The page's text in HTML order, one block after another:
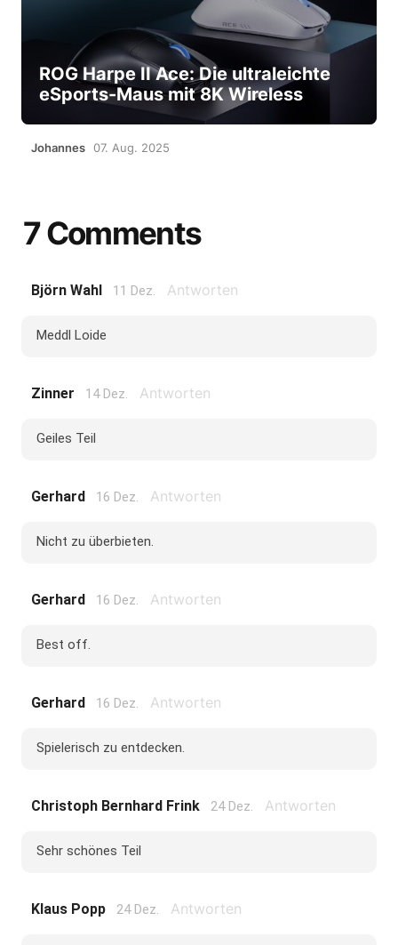
ROG Harpe II Ace: Die ultraleichte
eSports-Maus mit 8K Wireless
Johannes 07. Aug. 2025
7 Comments
Björn Wahl 11 Dez. Antworten
Meddl Loide
Zinner 14 Dez. Antworten
Geiles Teil
Gerhard 16 Dez. Antworten
Nicht zu überbieten.
Gerhard 16 Dez. Antworten
Best off.
Gerhard 16 Dez. Antworten
Spielerisch zu entdecken.
Christoph Bernhard Frink 24 Dez. Antworten
Sehr schönes Teil
Klaus Popp 24 Dez. Antworten